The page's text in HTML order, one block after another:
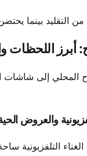
التقليد بينما
أبرز اللحظات
المحلي إلى شاشات
والعروض